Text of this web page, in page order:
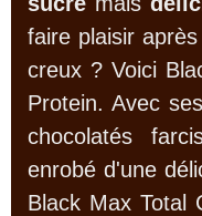
faire plaisir
creux ? Voici
Protein. Avec
chocolatés
enrobé d'une
Black Max Total